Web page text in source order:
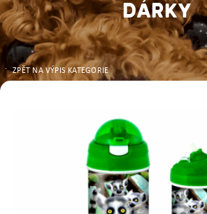
DÁRKY
ZPĚT NA VÝPIS KATEGORIE